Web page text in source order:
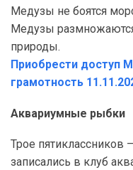
Медузы не боятся
Медузы
природы.
Приобрести доступ
грамотность
Аквариумные рыбки
Трое пятиклассников
записались в клуб